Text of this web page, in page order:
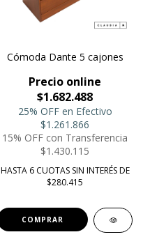
Cómoda Dante 5 cajones
Precio online
$1.682.488
25% OFF en Efectivo
$1.261.866
15% OFF con Transferencia
$1.430.115
HASTA 6 CUOTAS SIN INTERÉS DE
$280.415
COMPRAR